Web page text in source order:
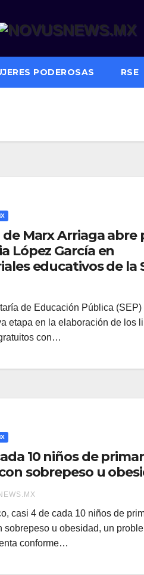
PODEROSAS RSE
de Marx Arriaga abre
López García en
educativos de la
de Educación Pública
etapa en la elaboración de los
con…
10 niños de
sobrepeso u
casi 4 de cada 10 niños de
sobrepeso u obesidad, un
conforme…